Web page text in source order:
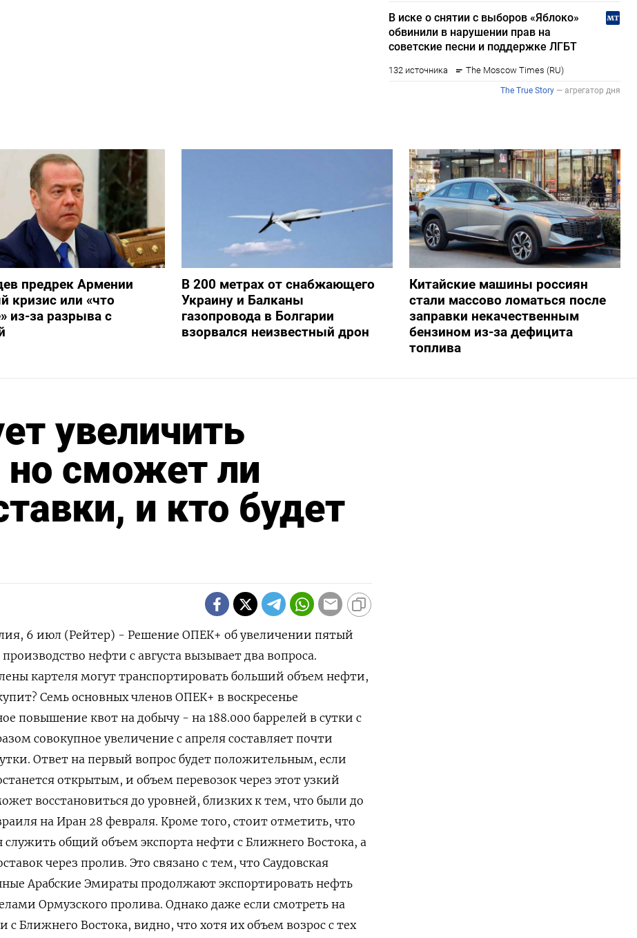
предрек Армении
кризис или «что
из-за разрыва с
В 200 метрах от снабжающего
Украину и Балканы
газопровода в Болгарии
взорвался неизвестный дрон
Китайские машины россиян
стали массово ломаться после
заправки некачественным
бензином из-за дефицита
топлива
увеличить
сможет ли
и кто будет
6 июл (Рейтер) - Решение ОПЕК+ об увеличении пятый
нефти с августа вызывает два вопроса.
картеля могут транспортировать больший объем нефти,
Семь основных членов ОПЕК+ в воскресенье
повышение квот на добычу - на 188.000 баррелей в сутки c
совокупное увеличение с апреля составляет почти
Ответ на первый вопрос будет положительным, если
открытым, и объем перевозок через этот узкий
восстановиться до уровней, близких к тем, что были до
на Иран 28 февраля. Кроме того, стоит отметить, что
общий объем экспорта нефти с Ближнего Востока, а
​через пролив. Это связано с тем, что Саудовская
Арабские Эмираты продолжают экспортировать нефть
Ормузского ​пролива. Однако даже ⁠если смотреть на
с Ближнего Востока, видно, что хотя их объем возрос с тех